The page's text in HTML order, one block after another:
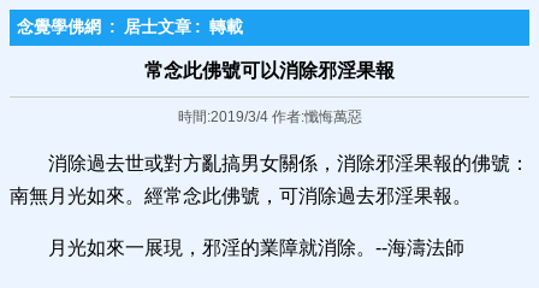
念覺學佛網 : 居士文章 : 轉載
常念此佛號可以消除邪淫果報
時間:2019/3/4 作者:懺悔萬惡
消除過去世或對方亂搞男女關係，消除邪淫果報的佛號：
南無月光如來。經常念此佛號，可消除過去邪淫果報。
月光如來一展現，邪淫的業障就消除。--海濤法師